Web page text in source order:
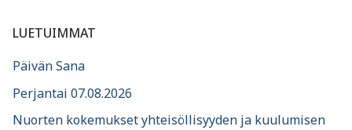
LUETUIMMAT
Päivän Sana
Perjantai 07.08.2026
Nuorten kokemukset yhteisöllisyyden ja kuulumisen